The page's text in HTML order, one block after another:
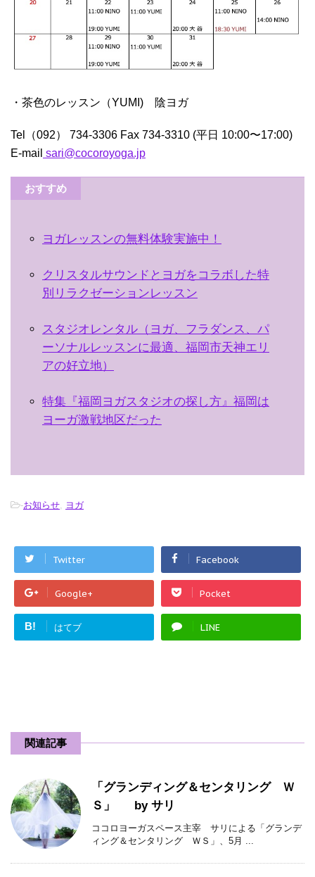
・茶色のレッスン（YUMI) 陰ヨガ
Tel（092） 734-3306 Fax 734-3310 (平日 10:00〜17:00)
E-mail sari@cocoroyoga.jp
おすすめ
ヨガレッスンの無料体験実施中！
クリスタルサウンドとヨガをコラボした特
別リラクゼーションレッスン
スタジオレンタル（ヨガ、フラダンス、パ
ーソナルレッスンに最適、福岡市天神エリ
アの好立地）
特集『福岡ヨガスタジオの探し方』福岡は
ヨーガ激戦地区だった
-お知らせ, ヨガ
Twitter Facebook
Google+ Pocket
B! はてブ LINE
関連記事
「グランディング＆センタリング Ｗ
Ｓ」 by サリ
ココロヨーガスペース主宰 サリによる「グランデ
ィング＆センタリング ＷＳ」、5月 ...